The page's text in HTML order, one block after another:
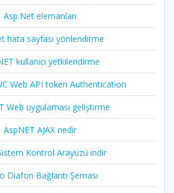
Asp.Net elemanları
hata sayfası yönlendirme
kullanıcı yetkilendirme
Web API token Authentication
Web uygulaması geliştirme
AspNET AJAX nedir
Kontrol Arayüzü indir
Diafon Bağlantı Şeması